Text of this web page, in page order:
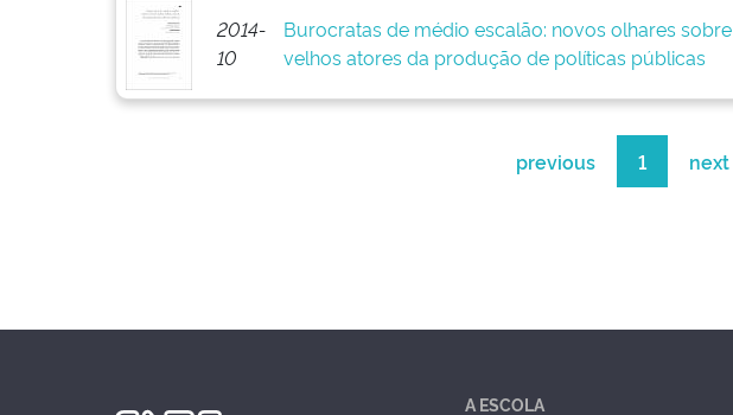
2014-
10
Burocratas de médio escalão: novos olhares sobre
velhos atores da produção de políticas públicas
previous 1 next
A ESCOLA